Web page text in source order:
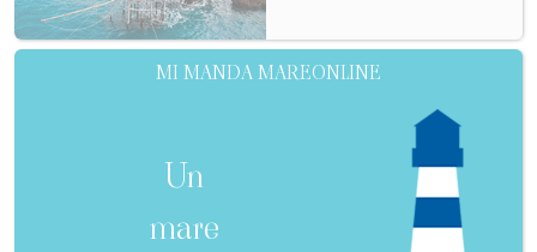
MI MANDA MAREONLINE
Un
mare